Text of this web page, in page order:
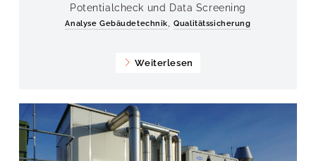
Potentialcheck und Data Screening
Analyse Gebäudetechnik ,Qualitätssicherung
Weiterlesen